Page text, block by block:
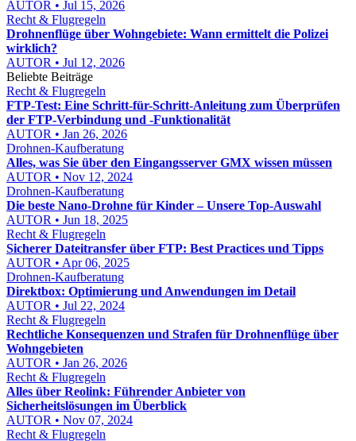
AUTOR • Jul 15, 2026
Recht & Flugregeln
Drohnenflüge über Wohngebiete: Wann ermittelt die Polizei
wirklich?
AUTOR • Jul 12, 2026
Beliebte Beiträge
Recht & Flugregeln
FTP-Test: Eine Schritt-für-Schritt-Anleitung zum Überprüfen
der FTP-Verbindung und -Funktionalität
AUTOR • Jan 26, 2026
Drohnen-Kaufberatung
Alles, was Sie über den Eingangsserver GMX wissen müssen
AUTOR • Nov 12, 2024
Drohnen-Kaufberatung
Die beste Nano-Drohne für Kinder – Unsere Top-Auswahl
AUTOR • Jun 18, 2025
Recht & Flugregeln
Sicherer Dateitransfer über FTP: Best Practices und Tipps
AUTOR • Apr 06, 2025
Drohnen-Kaufberatung
Direktbox: Optimierung und Anwendungen im Detail
AUTOR • Jul 22, 2024
Recht & Flugregeln
Rechtliche Konsequenzen und Strafen für Drohnenflüge über
Wohngebieten
AUTOR • Jan 26, 2026
Recht & Flugregeln
Alles über Reolink: Führender Anbieter von
Sicherheitslösungen im Überblick
AUTOR • Nov 07, 2024
Recht & Flugregeln